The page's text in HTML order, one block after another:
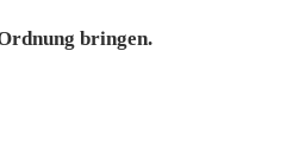
bringen.